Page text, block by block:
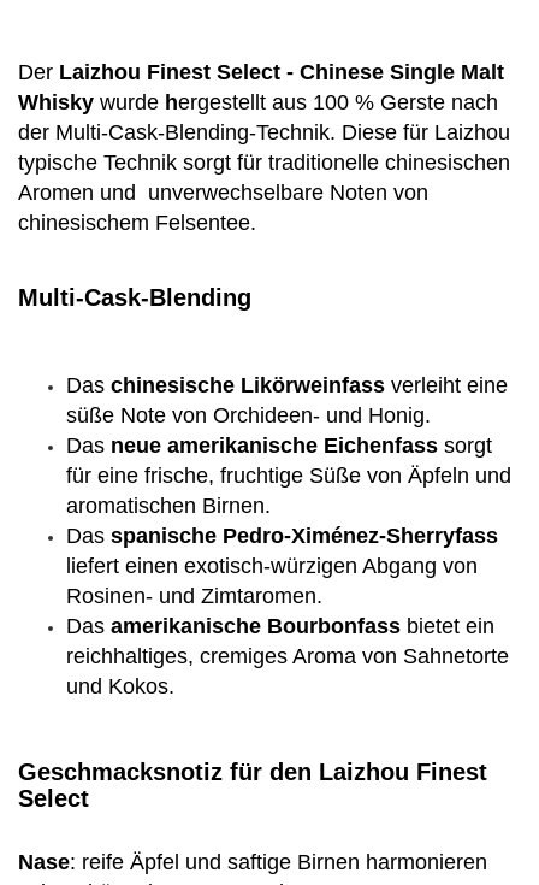
Der Laizhou Finest Select - Chinese Single Malt
Whisky wurde hergestellt aus 100 % Gerste nach
der Multi-Cask-Blending-Technik. Diese für Laizhou
typische Technik sorgt für traditionelle chinesischen
Aromen und unverwechselbare Noten von
chinesischem Felsentee.
Multi-Cask-Blending
Das chinesische Likörweinfass verleiht eine
süße Note von Orchideen- und Honig.
Das neue amerikanische Eichenfass sorgt
für eine frische, fruchtige Süße von Äpfeln und
aromatischen Birnen.
Das spanische Pedro-Ximénez-Sherryfass
liefert einen exotisch-würzigen Abgang von
Rosinen- und Zimtaromen.
Das amerikanische Bourbonfass bietet ein
reichhaltiges, cremiges Aroma von Sahnetorte
und Kokos.
Geschmacksnotiz für den Laizhou Finest
Select
Nase: reife Äpfel und saftige Birnen harmonieren